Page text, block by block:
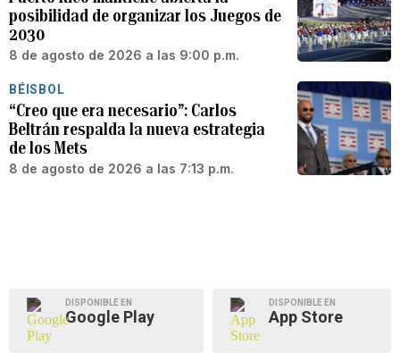
posibilidad de organizar los Juegos de
2030
8 de agosto de 2026 a las 9:00 p.m.
BÉISBOL
“Creo que era necesario”: Carlos
Beltrán respalda la nueva estrategia
de los Mets
8 de agosto de 2026 a las 7:13 p.m.
DISPONIBLE EN
Google Play
DISPONIBLE EN
App Store